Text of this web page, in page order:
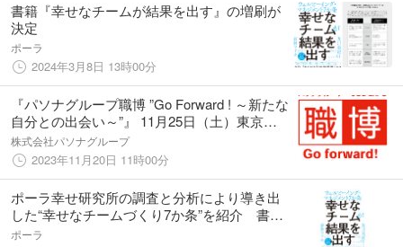
書籍『幸せなチームが結果を出す』の増刷が
決定
ポーラ
2024年3月8日 13時00分
『パソナグループ職博 ”Go Forward ! ～新たな
自分との出会い～”』 11月25日（土）東京・
大阪・オンライン会場にて開催
株式会社パソナグループ
2023年11月20日 11時00分
ポーラ幸せ研究所の調査と分析により導き出
した“幸せなチームづくり7か条”を紹介 書籍
『幸せなチームが結果を出す』9月19日に発行
ポーラ